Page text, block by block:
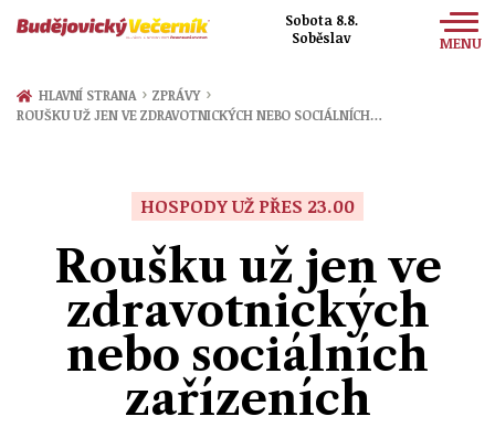
Sobota 8.8.
Soběslav
MENU
Zprávy
Společnost
HLAVNÍ STRANA › ZPRÁVY ›
ROUŠKU UŽ JEN VE ZDRAVOTNICKÝCH NEBO SOCIÁLNÍCH…
HOSPODY UŽ PŘES 23.00
Roušku už jen ve
zdravotnických
nebo sociálních
zařízeních